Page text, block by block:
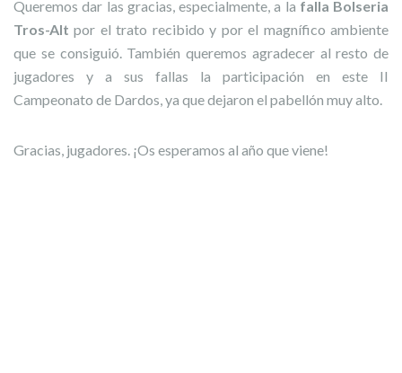
Queremos dar las gracias, especialmente, a la falla Bolseria
Tros-Alt por el trato recibido y por el magnífico ambiente
que se consiguió. También queremos agradecer al resto de
jugadores y a sus fallas la participación en este II
Campeonato de Dardos, ya que dejaron el pabellón muy alto.
Gracias, jugadores. ¡Os esperamos al año que viene!